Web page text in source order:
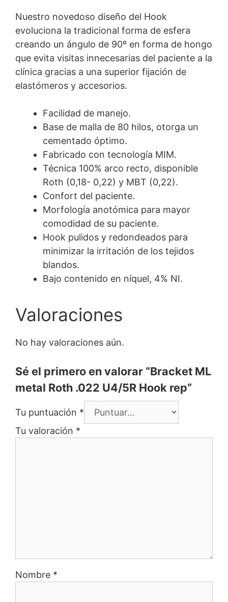
Nuestro novedoso diseño del Hook
evoluciona la tradicional forma de esfera
creando un ángulo de 90º en forma de hongo
que evita visitas innecesarias del paciente a la
clínica gracias a una superior fijación de
elastómeros y accesorios.
Facilidad de manejo.
Base de malla de 80 hilos, otorga un
cementado óptimo.
Fabricado con tecnología MIM.
Técnica 100% arco recto, disponible
Roth (0,18- 0,22) y MBT (0,22).
Confort del paciente.
Morfología anotómica para mayor
comodidad de su paciente.
Hook pulidos y redondeados para
minimizar la irritación de los tejidos
blandos.
Bajo contenido en níquel, 4% NI.
Valoraciones
No hay valoraciones aún.
Sé el primero en valorar “Bracket ML
metal Roth .022 U4/5R Hook rep”
Tu puntuación *
Tu valoración *
Nombre *